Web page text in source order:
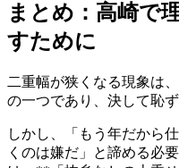
まとめ：高崎で
すために
二重幅が狭くなる現象は
の一つであり、決して恥
しかし、「もう年だから
くのは嫌だ」と諦める必